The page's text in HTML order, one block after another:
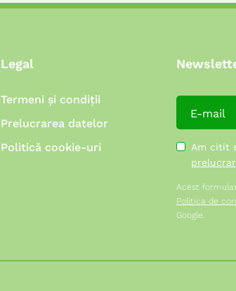
Legal
Termeni și condiții
Prelucrarea datelor
Politică cookie-uri
Am citit
Acest
Politica de
Google.